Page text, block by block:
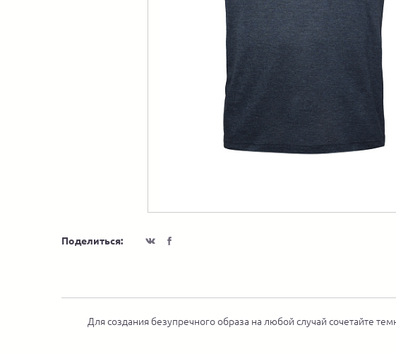
Поделиться:
Для создания безупречного образа на любой случай сочетайте